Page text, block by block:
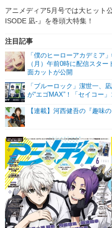
舞台
編集部ブログ・お知らせ
アニメディア5月号では大ヒット
ISODE 凪-』を巻頭大特集！
注目記事
「僕のヒーローアカデミア
（月）午前0時に配信スタ
面カットが公開
「ブルーロック」潔世一、
が“エゴMAX”！「セイコー
【連載】河西健吾の『趣味の